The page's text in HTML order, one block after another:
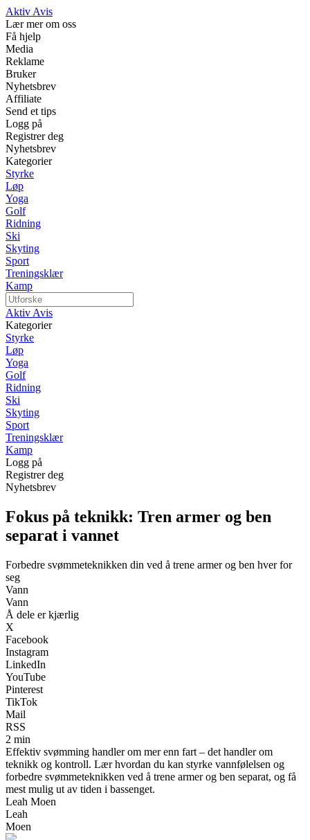
Aktiv Avis
Lær mer om oss
Få hjelp
Media
Reklame
Bruker
Nyhetsbrev
Affiliate
Send et tips
Logg på
Registrer deg
Nyhetsbrev
Kategorier
Styrke
Løp
Yoga
Golf
Ridning
Ski
Skyting
Sport
Treningsklær
Kamp
Aktiv Avis
Kategorier
Styrke
Løp
Yoga
Golf
Ridning
Ski
Skyting
Sport
Treningsklær
Kamp
Logg på
Registrer deg
Nyhetsbrev
Fokus på teknikk: Tren armer og ben
separat i vannet
Forbedre svømmeteknikken din ved å trene armer og ben hver for
seg
Vann
Vann
Å dele er kjærlig
X
Facebook
Instagram
LinkedIn
YouTube
Pinterest
TikTok
Mail
RSS
2 min
Effektiv svømming handler om mer enn fart – det handler om
teknikk og kontroll. Lær hvordan du kan styrke vannfølelsen og
forbedre svømmeteknikken ved å trene armer og ben separat, og få
mest mulig ut av tiden i bassenget.
Leah Moen
Leah
Moen